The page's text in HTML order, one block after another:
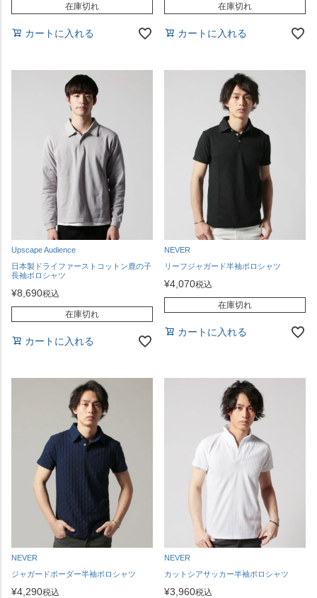
在庫切れ
カートに入れる
在庫切れ
カートに入れる
Upscape Audience
日本製ドライファーストコットン鹿の子
長袖ポロシャツ
¥8,690税込
在庫切れ
カートに入れる
NEVER
リーフジャガード半袖ポロシャツ
¥4,070税込
在庫切れ
カートに入れる
NEVER
ジャガードボーダー半袖ポロシャツ
¥4,290税込
NEVER
カットシアサッカー半袖ポロシャツ
¥3,960税込